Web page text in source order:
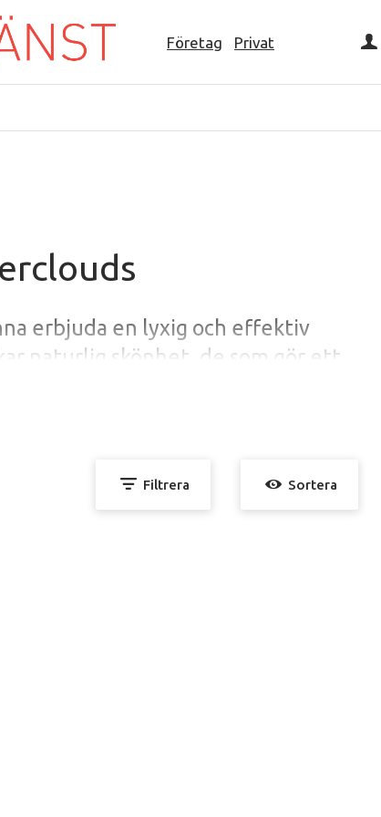
Företag Privat
erbjuda en lyxig och effektiv
naturlig skönhet, de som gör ett
vill ge något tillbaka om
tillverkade av OWP (Ocean Waste
Filtrera Sortera